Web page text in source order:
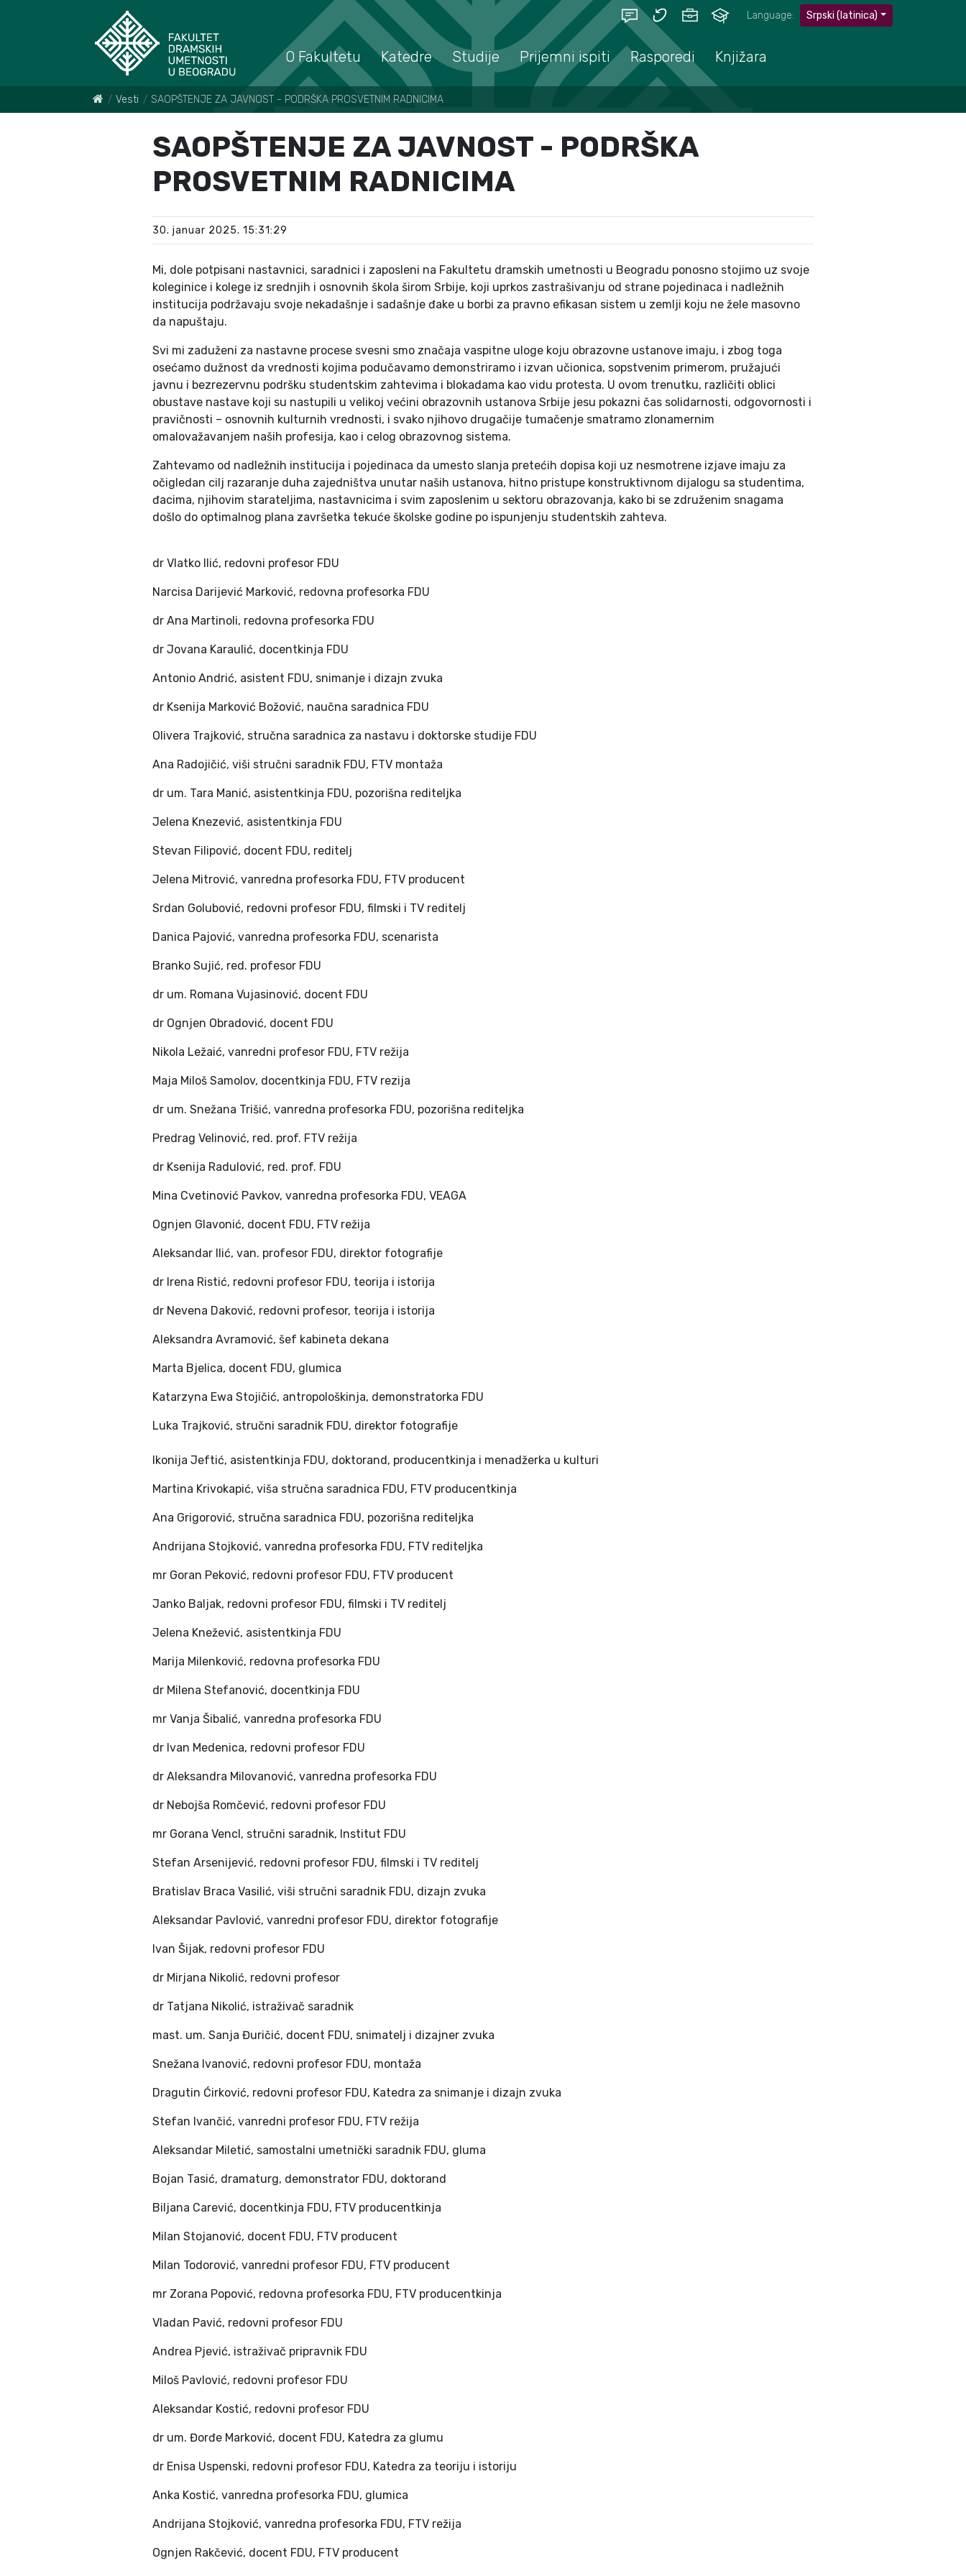
Language: Srpski (latinica)
O Fakultetu Katedre Studije Prijemni ispiti Rasporedi Knjižara
Vesti SAOPŠTENJE ZA JAVNOST - PODRŠKA PROSVETNIM RADNICIMA
SAOPŠTENJE ZA JAVNOST - PODRŠKA
PROSVETNIM RADNICIMA
30. januar 2025. 15:31:29
Mi, dole potpisani nastavnici, saradnici i zaposleni na Fakultetu dramskih umetnosti u Beogradu ponosno stojimo uz svoje
koleginice i kolege iz srednjih i osnovnih škola širom Srbije, koji uprkos zastrašivanju od strane pojedinaca i nadležnih
institucija podržavaju svoje nekadašnje i sadašnje đake u borbi za pravno efikasan sistem u zemlji koju ne žele masovno
da napuštaju.
Svi mi zaduženi za nastavne procese svesni smo značaja vaspitne uloge koju obrazovne ustanove imaju, i zbog toga
osećamo dužnost da vrednosti kojima podučavamo demonstriramo i izvan učionica, sopstvenim primerom, pružajući
javnu i bezrezervnu podršku studentskim zahtevima i blokadama kao vidu protesta. U ovom trenutku, različiti oblici
obustave nastave koji su nastupili u velikoj većini obrazovnih ustanova Srbije jesu pokazni čas solidarnosti, odgovornosti i
pravičnosti – osnovnih kulturnih vrednosti, i svako njihovo drugačije tumačenje smatramo zlonamernim
omalovažavanjem naših profesija, kao i celog obrazovnog sistema.
Zahtevamo od nadležnih institucija i pojedinaca da umesto slanja pretećih dopisa koji uz nesmotrene izjave imaju za
očigledan cilj razaranje duha zajedništva unutar naših ustanova, hitno pristupe konstruktivnom dijalogu sa studentima,
đacima, njihovim starateljima, nastavnicima i svim zaposlenim u sektoru obrazovanja, kako bi se združenim snagama
došlo do optimalnog plana završetka tekuće školske godine po ispunjenju studentskih zahteva.
dr Vlatko Ilić, redovni profesor FDU
Narcisa Darijević Marković, redovna profesorka FDU
dr Ana Martinoli, redovna profesorka FDU
dr Jovana Karaulić, docentkinja FDU
Antonio Andrić, asistent FDU, snimanje i dizajn zvuka
dr Ksenija Marković Božović, naučna saradnica FDU
Olivera Trajković, stručna saradnica za nastavu i doktorske studije FDU
Ana Radojičić, viši stručni saradnik FDU, FTV montaža
dr um. Tara Manić, asistentkinja FDU, pozorišna rediteljka
Jelena Knezević, asistentkinja FDU
Stevan Filipović, docent FDU, reditelj
Jelena Mitrović, vanredna profesorka FDU, FTV producent
Srdan Golubović, redovni profesor FDU, filmski i TV reditelj
Danica Pajović, vanredna profesorka FDU, scenarista
Branko Sujić, red. profesor FDU
dr um. Romana Vujasinović, docent FDU
dr Ognjen Obradović, docent FDU
Nikola Ležaić, vanredni profesor FDU, FTV režija
Maja Miloš Samolov, docentkinja FDU, FTV rezija
dr um. Snežana Trišić, vanredna profesorka FDU, pozorišna rediteljka
Predrag Velinović, red. prof. FTV režija
dr Ksenija Radulović, red. prof. FDU
Mina Cvetinović Pavkov, vanredna profesorka FDU, VEAGA
Ognjen Glavonić, docent FDU, FTV režija
Aleksandar Ilić, van. profesor FDU, direktor fotografije
dr Irena Ristić, redovni profesor FDU, teorija i istorija
dr Nevena Daković, redovni profesor, teorija i istorija
Aleksandra Avramović, šef kabineta dekana
Marta Bjelica, docent FDU, glumica
Katarzyna Ewa Stojičić, antropološkinja, demonstratorka FDU
Luka Trajković, stručni saradnik FDU, direktor fotografije
Ikonija Jeftić, asistentkinja FDU, doktorand, producentkinja i menadžerka u kulturi
Martina Krivokapić, viša stručna saradnica FDU, FTV producentkinja
Ana Grigorović, stručna saradnica FDU, pozorišna rediteljka
Andrijana Stojković, vanredna profesorka FDU, FTV rediteljka
mr Goran Peković, redovni profesor FDU, FTV producent
Janko Baljak, redovni profesor FDU, filmski i TV reditelj
Jelena Knežević, asistentkinja FDU
Marija Milenković, redovna profesorka FDU
dr Milena Stefanović, docentkinja FDU
mr Vanja Šibalić, vanredna profesorka FDU
dr Ivan Medenica, redovni profesor FDU
dr Aleksandra Milovanović, vanredna profesorka FDU
dr Nebojša Romčević, redovni profesor FDU
mr Gorana Vencl, stručni saradnik, Institut FDU
Stefan Arsenijević, redovni profesor FDU, filmski i TV reditelj
Bratislav Braca Vasilić, viši stručni saradnik FDU, dizajn zvuka
Aleksandar Pavlović, vanredni profesor FDU, direktor fotografije
Ivan Šijak, redovni profesor FDU
dr Mirjana Nikolić, redovni profesor
dr Tatjana Nikolić, istraživač saradnik
mast. um. Sanja Đuričić, docent FDU, snimatelj i dizajner zvuka
Snežana Ivanović, redovni profesor FDU, montaža
Dragutin Ćirković, redovni profesor FDU, Katedra za snimanje i dizajn zvuka
Stefan Ivančić, vanredni profesor FDU, FTV režija
Aleksandar Miletić, samostalni umetnički saradnik FDU, gluma
Bojan Tasić, dramaturg, demonstrator FDU, doktorand
Biljana Carević, docentkinja FDU, FTV producentkinja
Milan Stojanović, docent FDU, FTV producent
Milan Todorović, vanredni profesor FDU, FTV producent
mr Zorana Popović, redovna profesorka FDU, FTV producentkinja
Vladan Pavić, redovni profesor FDU
Andrea Pjević, istraživač pripravnik FDU
Miloš Pavlović, redovni profesor FDU
Aleksandar Kostić, redovni profesor FDU
dr um. Đorđe Marković, docent FDU, Katedra za glumu
dr Enisa Uspenski, redovni profesor FDU, Katedra za teoriju i istoriju
Anka Kostić, vanredna profesorka FDU, glumica
Andrijana Stojković, vanredna profesorka FDU, FTV režija
Ognjen Rakčević, docent FDU, FTV producent